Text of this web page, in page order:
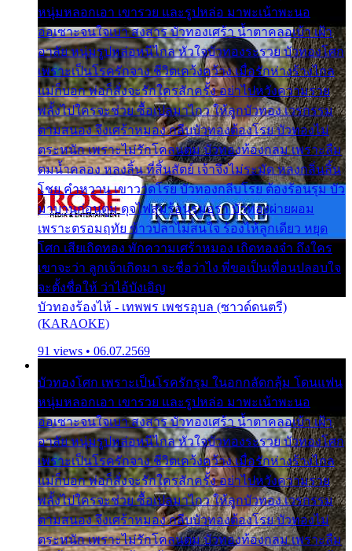
หนุ่มหลอกเอา เขารวย และรูปหล่อ มาพะเน้าพะนอ
ออเซาะจนใจเบา สงสาร บัวทองเศร้า น้ำตาคลอเบ้า เฝ้า
อาลัย หนุ่มรูปหล่อหนีไกล หัวใจบัวทองระรวย บัวทองโศก
เพราะเป็นโรครักจาง ชีวิตเคว้งคว้าง เมื่อรักห่างร้างไกล
แม่ก็บอก พ่อก็สั่งจะรักใครสักครั้ง อย่าไปหวังความรวย
พลั้งไปใครจะช่วย ซื้อเปลมาไกว ให้ลูกบัวทอง เวรกรรม
ตามสนอง จึงเศร้าหมอง กลีบบัวทองต้องโรย บัวทองไม่
ตระหนัก เพราะไม่รักโคลนตม บัวทองท้องกลม เพราะลืม
ตมน้ำคลอง หลงลิ้น ที่สิ้นสัตย์ เจ้าจึงไม่ระมัด หลงกลิ่นลิ้น
โชย คำหวาน เขาวาดโรย บัวทองกลีบโรย ต้องร้อนรุม บัว
มาบานก่อนตูม ดุจไฟสุมร้อนรุมอุรา บัวทองผ่ายผอม
เพราะตรอมฤทัย ข้าวปลาไม่สนใจ ร้องไห้ลูกเดียว หยุด
โศก เสียเถิดทอง พักความเศร้าหมอง เถิดทองจ๋า ถึงใคร
เขาจะว่า ลูกเจ้าเกิดมา จะชื่อว่าไง พี่ขอเป็นเพื่อนปลอบใจ
จะตั้งชื่อให้ ว่าไอ้บังเอิญ
บัวทองร้องไห้ - เทพพร เพชรอุบล (ซาวด์ดนตรี)
(KARAOKE)
91 views • 06.07.2569
บัวทองโศก เพราะเป็นโรครักรุม ในอกกลัดกลุ้ม โดนแฟน
หนุ่มหลอกเอา เขารวย และรูปหล่อ มาพะเน้าพะนอ
ออเซาะจนใจเบา สงสาร บัวทองเศร้า น้ำตาคลอเบ้า เฝ้า
อาลัย หนุ่มรูปหล่อหนีไกล หัวใจบัวทองระรวย บัวทองโศก
เพราะเป็นโรครักจาง ชีวิตเคว้งคว้าง เมื่อรักห่างร้างไกล
แม่ก็บอก พ่อก็สั่งจะรักใครสักครั้ง อย่าไปหวังความรวย
พลั้งไปใครจะช่วย ซื้อเปลมาไกว ให้ลูกบัวทอง เวรกรรม
ตามสนอง จึงเศร้าหมอง กลีบบัวทองต้องโรย บัวทองไม่
ตระหนัก เพราะไม่รักโคลนตม บัวทองท้องกลม เพราะลืม